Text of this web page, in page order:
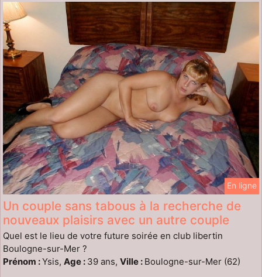
En ligne
Un couple sans tabous à la recherche de
nouveaux plaisirs avec un autre couple
Quel est le lieu de votre future soirée en club libertin
Boulogne-sur-Mer ?
Prénom :Ysis, Age : 39 ans, Ville : Boulogne-sur-Mer (62)